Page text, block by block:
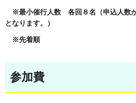
※最小催行人数 各回８名（申込人数
となります。）
※先着順
参加費